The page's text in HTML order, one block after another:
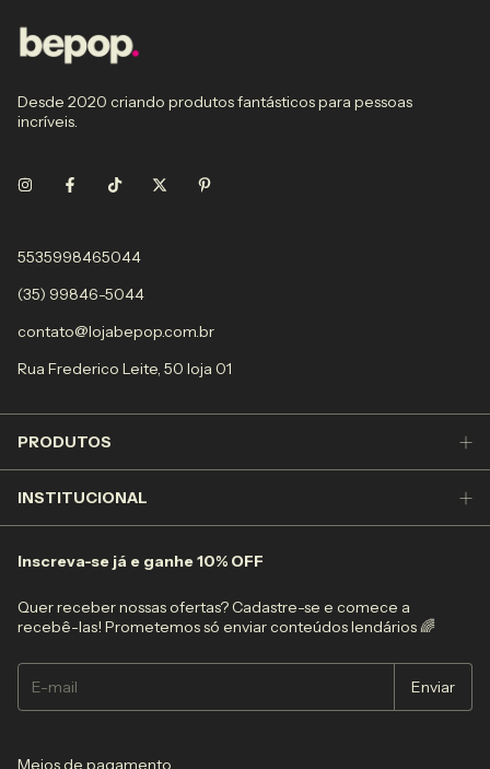
Desde 2020 criando produtos fantásticos para pessoas
incríveis.
5535998465044
(35) 99846-5044
contato@lojabepop.com.br
Rua Frederico Leite, 50 loja 01
PRODUTOS
INSTITUCIONAL
Inscreva-se já e ganhe 10% OFF
Quer receber nossas ofertas? Cadastre-se e comece a
recebê-las! Prometemos só enviar conteúdos lendários 🌈
Meios de pagamento